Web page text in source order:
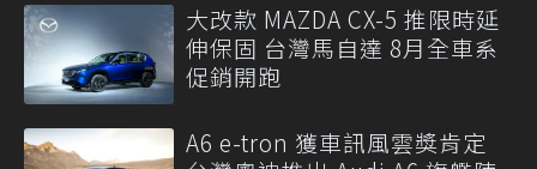
大改款 MAZDA CX-5 推限時延
伸保固 台灣馬自達 8月全車系
促銷開跑
A6 e-tron 獲車訊風雲獎肯定